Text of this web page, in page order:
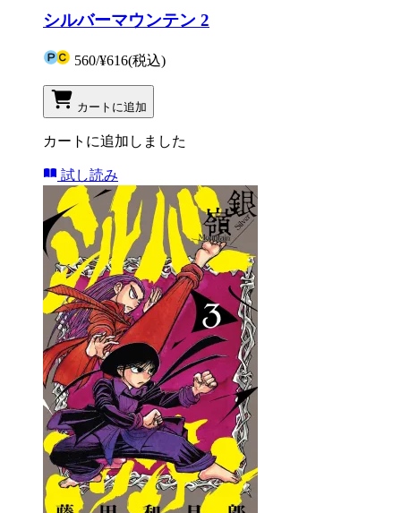
シルバーマウンテン 2
560/¥616(税込)
カートに追加
カートに追加しました
試し読み